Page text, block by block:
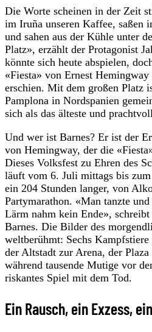
Die Worte scheinen in der Zeit
im Iruña unseren Kaffee, saßen
und sahen aus der Kühle unter
Platz», erzählt der Protagonist
könnte sich heute abspielen,
«Fiesta» von Ernest
erschien. Mit dem großen Platz
Pamplona in Nordspanien
sich als das älteste und
Und wer ist Barnes? Er ist der
von Hemingway, der die
Dieses Volksfest zu Ehren des
läuft vom 6. Juli mittags bis
ein 204 Stunden langer, von
Partymarathon. «Man tanzte
Lärm nahm kein Ende»,
Barnes. Die Bilder des
weltberühmt: Sechs Kampfstiere
der Altstadt zur Arena, der Plaza
während tausende Mutige vor
riskantes Spiel mit dem Tod.
Ein Rausch, ein Exzess,